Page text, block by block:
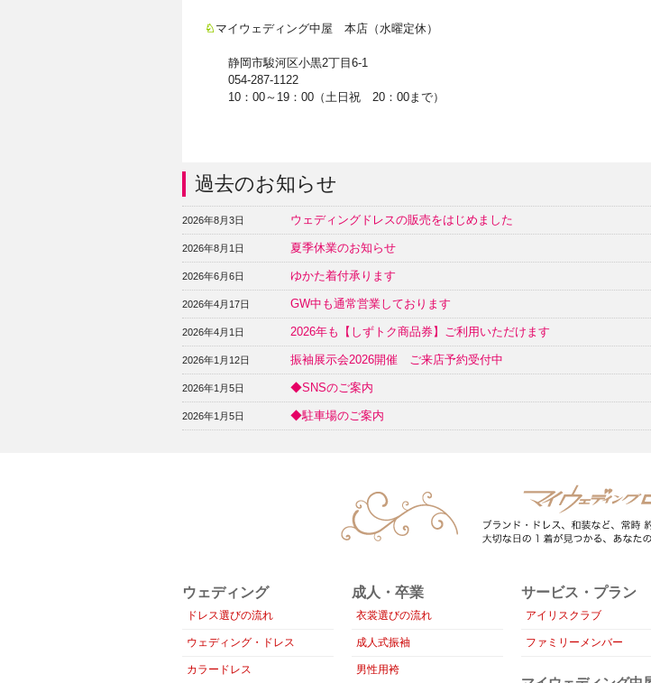
♘ マイウェディング中屋 本店（水曜定休）
静岡市駿河区小黒2丁目6-1
054-287-1122
10：00～19：00（土日祝 20：00まで）
過去のお知らせ
2026年8月3日 ウェディングドレスの販売をはじめました
2026年8月1日 夏季休業のお知らせ
2026年6月6日 ゆかた着付承ります
2026年4月17日 GW中も通常営業しております
2026年4月1日 2026年も【しずトク商品券】ご利用いただけます
2026年1月12日 振袖展示会2026開催 ご来店予約受付中
2026年1月5日 ◆SNSのご案内
2026年1月5日 ◆駐車場のご案内
ウェディング
ドレス選びの流れ
ウェディング・ドレス
カラードレス
成人・卒業
衣裳選びの流れ
成人式振袖
男性用袴
サービス・プラン
アイリスクラブ
ファミリーメンバー